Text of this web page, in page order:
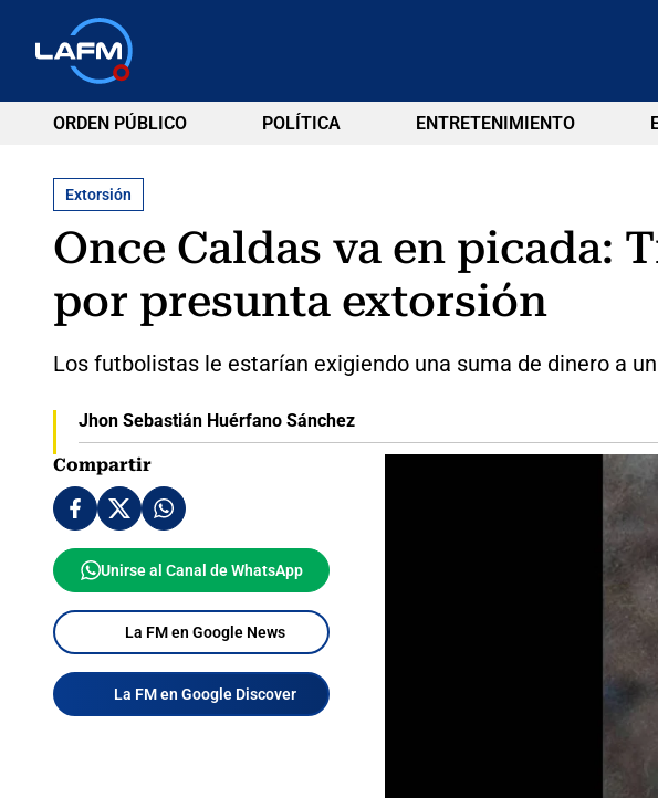
ORDEN PÚBLICO POLÍTICA ENTRETENIMIENTO
Extorsión
Once Caldas va en picada:
por presunta extorsión
Los futbolistas le estarían exigiendo una suma de dinero a
Jhon Sebastián Huérfano Sánchez
Compartir
Unirse al Canal de WhatsApp
La FM en Google News
La FM en Google Discover